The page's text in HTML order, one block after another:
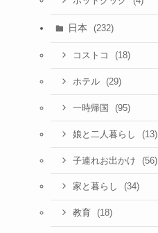
日本 (232)
コストコ (18)
ホテル (29)
一時帰国 (95)
娘と二人暮らし (13)
子連れお出かけ (56)
家と暮らし (34)
教育 (18)